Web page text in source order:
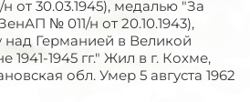
от 30.03.1945), медалью "За
№ 011/н от 20.10.1943),
Германией в Великой
1941-1945 гг." Жил в г. Кохме,
обл. Умер 5 августа 1962